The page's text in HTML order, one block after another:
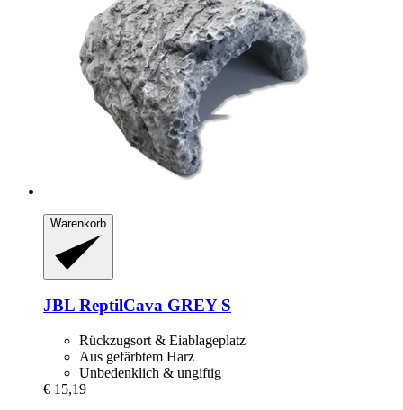
Warenkorb
JBL ReptilCava GREY S
Rückzugsort & Eiablageplatz
Aus gefärbtem Harz
Unbedenklich & ungiftig
€ 15,19